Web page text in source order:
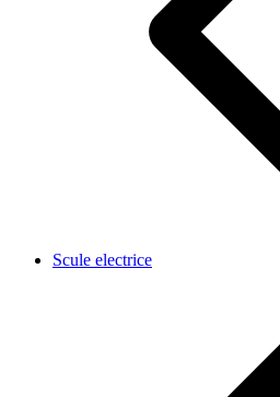
Scule electrice